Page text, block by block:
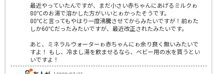
最近やっていたんですが、まだ小さい赤ちゃんにあげるミルクゎ
80℃のお湯で溶かした方がいいとゎかったそうです。
80℃と言ってもやはり一度沸騰させてからみたいですが！前ゎた
しか60℃だったみたいですが、最近改正されたみたいです。
あと、ミネラルウォーターゎ赤ちゃんにゎ余り良く無いみたいで
すよ！ もし、冷まし湯を飲ませるなら、ベビー用の水を買うとい
いですよ！